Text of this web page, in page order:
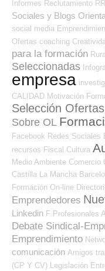
Informes Reclutamiento
Sociales y Blogs
social media
Ofertas coaching
para la formación Rural
Seleccionadas
empresa
CALIDAD Motivación
Selección Ofertas
Sobre OL
Facebook Redes Sociales
recursos Fiscal Cultura
Medio Ambiente Comercio
Castilla La Mancha
Formación On-line
Emprendedores
Linkedin F Profesionales
Debate Sindical-
Emprendimiento
comunicación Amigos
(CP Y CV)
Legislación